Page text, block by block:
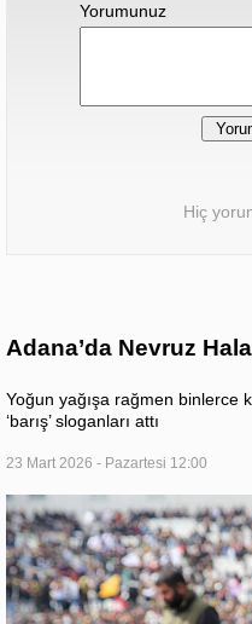
Yorumunuz
Hiç
Adana’da Nevruz
Yoğun yağışa rağmen binlerce
‘barış’ sloganları attı
23 Mart 2026 - Pazartesi 12:00